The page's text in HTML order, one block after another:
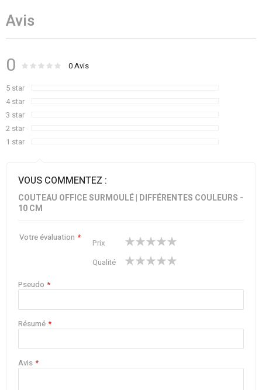
Avis
0 Évaluation : % of100
0Avis
5 star
4 star
3 star
2 star
1 star
VOUS COMMENTEZ :
COUTEAU OFFICE SURMOULÉ | DIFFÉRENTES COULEURS -
10 CM
Votre évaluation
Prix
starstarsstarsstarsstars
Qualité
starstarsstarsstarsstars
Pseudo
Résumé
Avis